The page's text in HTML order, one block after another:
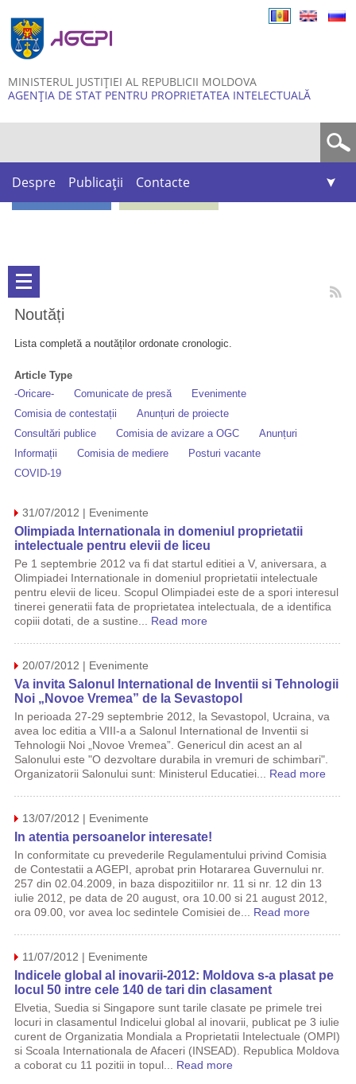
MINISTERUL JUSTIȚIEI AL REPUBLICII MOLDOVA
AGENȚIA DE STAT PENTRU PROPRIETATEA INTELECTUALĂ
Despre Publicații Contacte
Noutăți
Lista completă a noutăților ordonate cronologic.
Article Type
-Oricare-
Comunicate de presă
Evenimente
Comisia de contestații
Anunțuri de proiecte
Consultări publice
Comisia de avizare a OGC
Anunțuri
Informații
Comisia de mediere
Posturi vacante
COVID-19
31/07/2012 | Evenimente
Olimpiada Internationala in domeniul proprietatii
intelectuale pentru elevii de liceu
Pe 1 septembrie 2012 va fi dat startul editiei a V, aniversara, a
Olimpiadei Internationale in domeniul proprietatii intelectuale
pentru elevii de liceu. Scopul Olimpiadei este de a spori interesul
tinerei generatii fata de proprietatea intelectuala, de a identifica
copiii dotati, de a sustine... Read more
20/07/2012 | Evenimente
Va invita Salonul International de Inventii si Tehnologii
Noi „Novoe Vremea” de la Sevastopol
In perioada 27-29 septembrie 2012, la Sevastopol, Ucraina, va
avea loc editia a VIII-a a Salonul International de Inventii si
Tehnologii Noi „Novoe Vremea”. Genericul din acest an al
Salonului este "O dezvoltare durabila in vremuri de schimbari".
Organizatorii Salonului sunt: ​​Ministerul Educatiei... Read more
13/07/2012 | Evenimente
In atentia persoanelor interesate!
In conformitate cu prevederile Regulamentului privind Comisia
de Contestatii a AGEPI, aprobat prin Hotararea Guvernului nr.
257 din 02.04.2009, in baza dispozitiilor nr. 11 si nr. 12 din 13
iulie 2012, pe data de 20 august, ora 10.00 si 21 august 2012,
ora 09.00, vor avea loc sedintele Comisiei de... Read more
11/07/2012 | Evenimente
Indicele global al inovarii-2012: Moldova s-a plasat pe
locul 50 intre cele 140 de tari din clasament
Elvetia, Suedia si Singapore sunt tarile clasate pe primele trei
locuri in clasamentul Indicelui global al inovarii, publicat pe 3 iulie
curent de Organizatia Mondiala a Proprietatii Intelectuale (OMPI)
si Scoala Internationala de Afaceri (INSEAD). Republica Moldova
a coborat cu 11 pozitii in topul... Read more